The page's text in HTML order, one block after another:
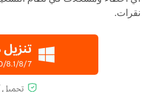
نقرات.